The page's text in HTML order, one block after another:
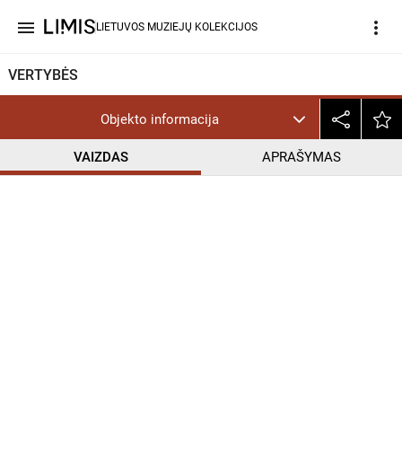
menu LIETUVOS MUZIEJŲ KOLEKCIJOS more_vert
VERTYBĖS
Objekto informacija
VAIZDAS APRAŠYMAS
help_outline